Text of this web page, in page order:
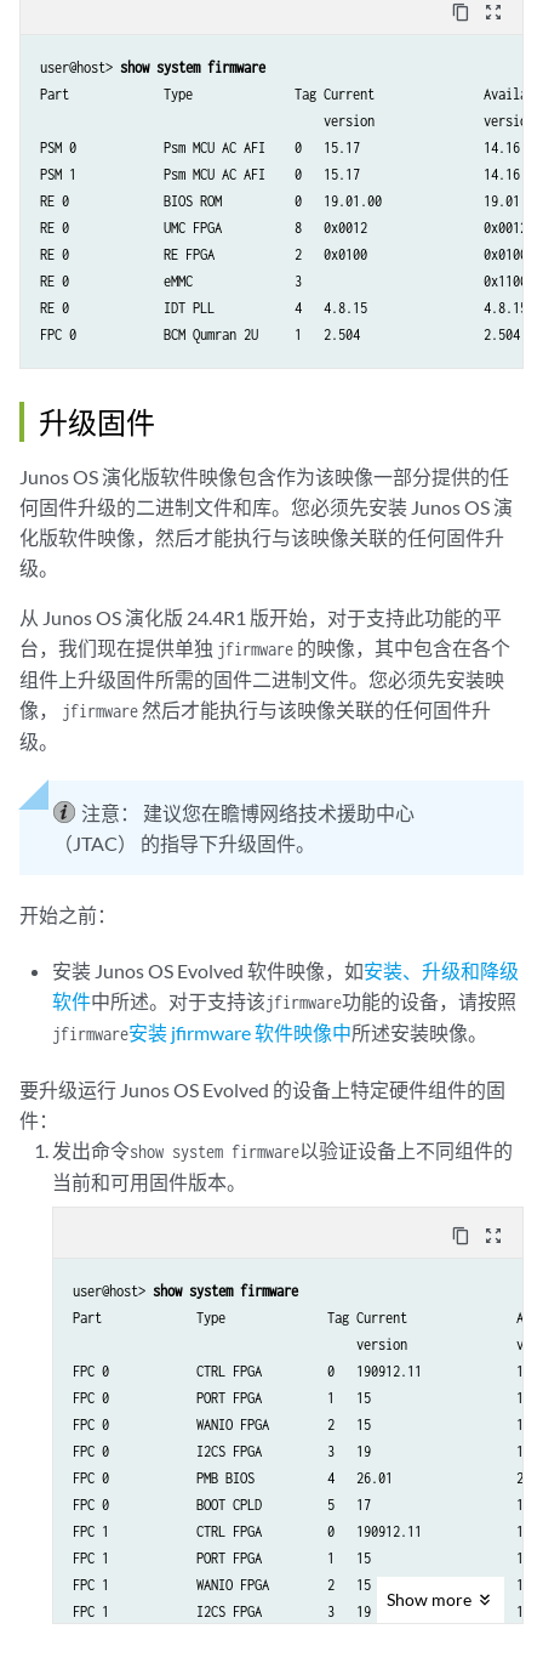
content_copy zoom_out_map
user@host> show system firmware
Part             Type              Tag Current
                                       version               version
PSM 0            Psm MCU AC AFI    0   15.17
PSM 1            Psm MCU AC AFI    0   15.17
RE 0             BIOS ROM          0   19.01.00
RE 0             UMC FPGA          8   0x0012
RE 0             RE FPGA           2   0x0100
RE 0             eMMC              3
RE 0             IDT PLL           4   4.8.15                4.8.15
升级固件
Junos OS 演化版软件映像包含作为该映像一部分提供的任
何固件升级的二进制文件和库。您必须先安装 Junos OS 演
化版软件映像，然后才能执行与该映像关联的任何固件升
级。
从 Junos OS 演化版 24.4R1 版开始，对于支持此功能的平
台，我们现在提供单独 jfirmware 的映像，其中包含在各个
组件上升级固件所需的固件二进制文件。您必须先安装映
像，
jfirmware然后才能执行与该映像关联的任何固件升
级。
注意：
建议您在瞻博网络技术援助中心
（JTAC） 的指导下升级固件。
开始之前：
安装 Junos OS Evolved 软件映像，如安装、升级和降级
软件中所述。对于支持该jfirmware功能的设备，请按照
jfirmware安装 jfirmware 软件映像中所述安装映像。
要升级运行 Junos OS Evolved 的设备上特定硬件组件的固
件：
发出命令show system firmware以验证设备上不同组件的
当前和可用固件版本。
content_copy zoom_out_map
user@host> show system firmware
Part             Type              Tag Current
version
FPC 0            CTRL FPGA         0   190912.11
FPC 0            PORT FPGA         1   15
FPC 0            WANIO FPGA        2   15
FPC 0            I2CS FPGA         3   19
FPC 0            PMB BIOS          4   26.01
FPC 0            BOOT CPLD         5   17
FPC 1            CTRL FPGA         0   190912.11
FPC 1            PORT FPGA         1   15
FPC 1            WANIO FPGA        2   15
FPC 1            I2CS FPGA         3   19
Show more